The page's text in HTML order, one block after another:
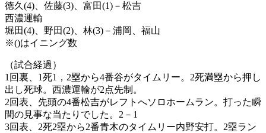
徳久(4)、佐藤(3)、富田(1)－松吉
西濃運輸
堀田(4)、野田(2)、林(3)－浦岡、福山
※()はイニング数
（試合経過）
1回裏、1死1，2塁から4番谷がタイムリー。2死満塁から押し
出し死球。西濃運輸が2点先制。
2回表、先頭の4番松吉がレフトへソロホームラン。打った瞬
間の見事な当たりでした。2－1
3回表、2死2塁から2番青木のタイムリー内野安打。2塁ラン